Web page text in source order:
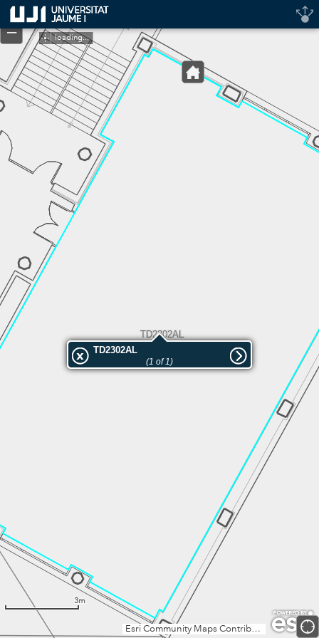
TD2302AL
Esri Community Maps Contributors, Institut Cartogràfic Valencià, Dirección General de Catastro, Instituto Geográfico Nacional, Esri, TomTom, Garmin, GeoTechnologies, Inc, METI/NASA, USGS
TD2302AL
(1 of 1)
3m
loading...
+
–